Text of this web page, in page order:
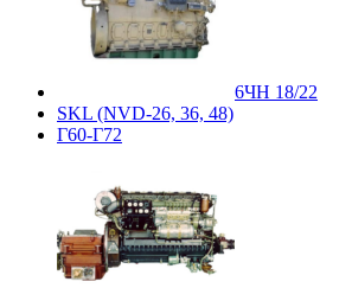
6ЧН 18/22
SKL (NVD-26, 36, 48)
Г60-Г72